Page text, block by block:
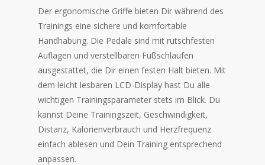
Der ergonomische Griffe bieten Dir während des
Trainings eine sichere und komfortable
Handhabung. Die Pedale sind mit rutschfesten
Auflagen und verstellbaren Fußschlaufen
ausgestattet, die Dir einen festen Halt bieten. Mit
dem leicht lesbaren LCD-Display hast Du alle
wichtigen Trainingsparameter stets im Blick. Du
kannst Deine Trainingszeit, Geschwindigkeit,
Distanz, Kalorienverbrauch und Herzfrequenz
einfach ablesen und Dein Training entsprechend
anpassen.